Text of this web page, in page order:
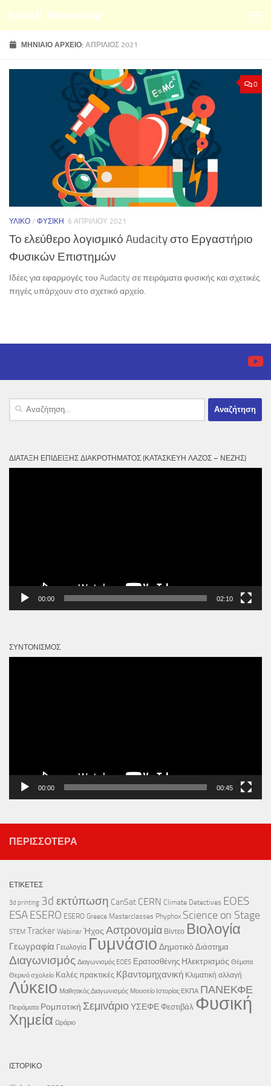
Skip to content
Ε.Κ.Φ.Ε. Ηλιούπολης
ΜΗΝΙΑΊΟ ΑΡΧΕΊΟ:ΑΠΡΊΛΙΟΣ 2021
0
ΥΛΙΚΌ / ΦΥΣΙΚΉ 6 ΑΠΡΙΛΊΟΥ 2021
Το ελεύθερο λογισμικό Audacity στο Εργαστήριο
Φυσικών Επιστημών
Ιδέες για εφαρμογές του Audacity σε πειράματα φυσικής και σχετικές
πηγές υπάρχουν στο σχετικό αρχείο.
Αναζήτηση
ΔΙΆΤΑΞΗ ΕΠΊΔΕΙΞΗΣ ΔΙΑΚΡΟΤΉΜΑΤΟΣ (ΚΑΤΑΣΚΕΥΉ ΛΆΖΟΣ – ΝΈΖΗΣ)
00:00 02:10
ΣΥΝΤΟΝΙΣΜΌΣ
00:00 00:45
ΠΕΡΙΣΣΌΤΕΡΑ
ΕΤΙΚΈΤΕΣ
3d printing 3d εκτύπωση CanSat CERN Climate Detectives EOES
ESAESERO ESERO Greece Masterclasses Phyphox Science on Stage
STEM Tracker Webinar Ήχος Αστρονομία Βίντεο Βιολογία
Γεωγραφία Γεωλογία Γυμνάσιο Δημοτικό Διάστημα
Διαγωνισμός Διαγωνισμός EOES Ερατοσθένης Ηλεκτρισμός Θέματα
Θερινό σχολείο Καλές πρακτικές Κβαντομηχανική Κλιματική αλλαγή
Λύκειο Μαθητικός Διαγωνισμός Μουσείο Ιστορίας ΕΚΠΑ ΠΑΝΕΚΦΕ
Πειράματα Ρομποτική ΣεμινάριοΥΣΕΦΕ Φεστιβάλ Φυσική
Χημεία Ωράριο
ΙΣΤΟΡΙΚΌ